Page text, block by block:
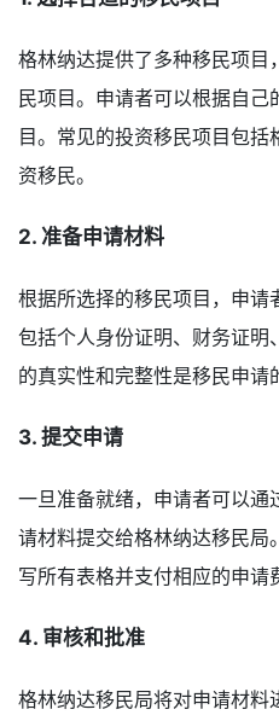
格林纳达提供了多种移民项
民项目。申请者可以根据自
目。常见的投资移民项目包
资移民。
2. 准备申请材料
根据所选择的移民项目，申请
包括个人身份证明、财务证
的真实性和完整性是移民申请
3. 提交申请
一旦准备就绪，申请者可以通
请材料提交给格林纳达移民
写所有表格并支付相应的申请
4. 审核和批准
格林纳达移民局将对申请材料